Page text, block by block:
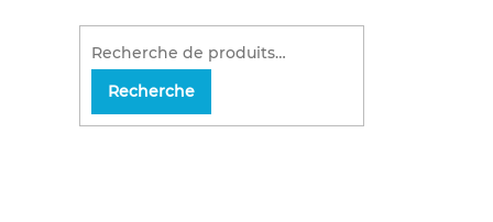
Recherche